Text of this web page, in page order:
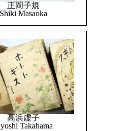
正岡子規
Shiki Masaoka
高浜虚子
Takahama